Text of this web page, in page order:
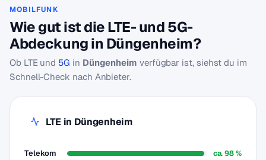
MOBILFUNK
Wie gut ist die LTE- und 5G-
Abdeckung in Düngenheim?
Ob LTE und 5G in Düngenheim verfügbar ist, siehst du im
Schnell-Check nach Anbieter.
LTE in Düngenheim
Telekom ca. 98 %